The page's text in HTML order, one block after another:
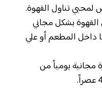
تناول القهوة.
بشكل مجاني
داخل المطعم أو علي
مجانية يومياً من